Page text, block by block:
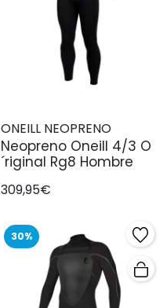
ONEILL NEOPRENO
Neopreno Oneill 4/3 O
´riginal Rg8 Hombre
309,95€
30%